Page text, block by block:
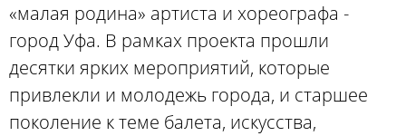
«малая родина» артиста и хореографа -
город Уфа. В рамках проекта прошли
десятки ярких мероприятий, которые
привлекли и молодежь города, и старшее
поколение к теме балета, искусства,